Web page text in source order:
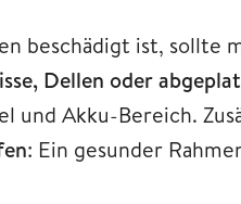
beschädigt ist, sollte
Dellen oder
und Akku-Bereich.
: Ein gesunder